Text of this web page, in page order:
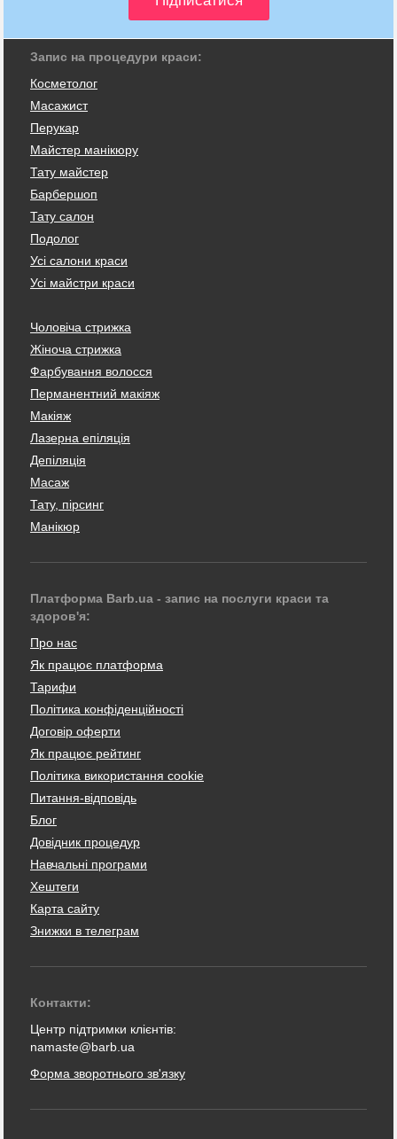
Запис на процедури краси:
Косметолог
Масажист
Перукар
Майстер манікюру
Тату майстер
Барбершоп
Тату салон
Подолог
Усі салони краси
Усі майстри краси
Чоловіча стрижка
Жіноча стрижка
Фарбування волосся
Перманентний макіяж
Макіяж
Лазерна епіляція
Депіляція
Масаж
Тату, пірсинг
Манікюр
Платформа Barb.ua - запис на послуги краси та
здоров'я:
Про нас
Як працює платформа
Тарифи
Політика конфіденційності
Договір оферти
Як працює рейтинг
Політика використання cookie
Питання-відповідь
Блог
Довідник процедур
Навчальні програми
Хештеги
Карта сайту
Знижки в телеграм
Контакти:
Центр підтримки клієнтів:
namaste@barb.ua
Форма зворотнього зв'язку